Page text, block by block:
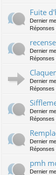
Fuite
Dernier
Réponses
Dernier
Réponses
Dernier
Réponses
Dernier
Réponses
Dernier
Réponses
pmh
Dernier